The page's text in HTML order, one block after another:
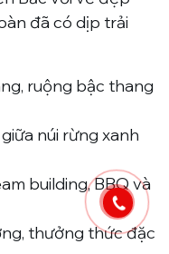
đã có dịp trải
ruộng bậc thang
núi rừng xanh
building, BBQ và
thưởng thức đặc